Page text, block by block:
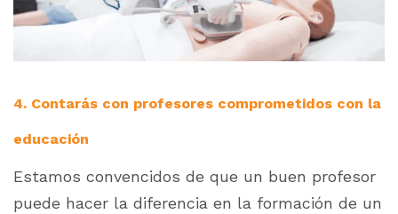
4. Contarás con profesores comprometidos con la
educación
Estamos convencidos de que un buen profesor
puede hacer la diferencia en la formación de un